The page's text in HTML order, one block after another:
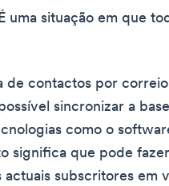
uma situação em que
de contactos por correio
sincronizar a
como o
significa que pode
actuais subscritores em